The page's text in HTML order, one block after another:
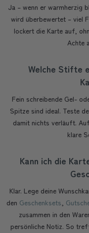
Ja – wenn er warmherzig
wird überbewertet – viel
lockert die Karte auf,
Achte
Welche Stifte
Fein schreibende Gel-
Spitze sind ideal. Teste
damit nichts verläuft.
klare
Kann ich die
Klar. Lege deine
den Geschenksets
zusammen in den
persönliche Notiz. So